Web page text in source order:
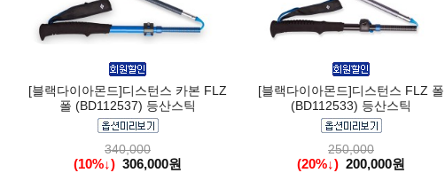
[블랙다이아몬드]디스턴스 카본 FLZ
폴 (BD112537) 등산스틱
340,000
(10%↓) 306,000원
[블랙다이아몬드]디스턴스 FLZ 폴
(BD112533) 등산스틱
250,000
(20%↓) 200,000원